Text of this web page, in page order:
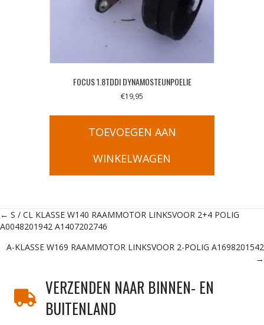
FOCUS 1.8TDDI DYNAMOSTEUNPOELIE
€19,95
TOEVOEGEN AAN
WINKELWAGEN
Posts
navigation
← S / CL KLASSE W140 RAAMMOTOR LINKSVOOR 2+4 POLIG
A0048201942 A1407202746
A-KLASSE W169 RAAMMOTOR LINKSVOOR 2-POLIG A1698201542
→
VERZENDEN NAAR BINNEN- EN
BUITENLAND